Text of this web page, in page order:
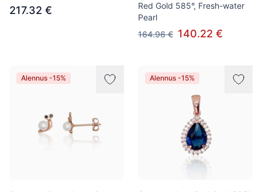
217.32 €
Red Gold 585°, Fresh-water
Pearl
164.96 € 140.22 €
Alennus -15% Alennus -15%